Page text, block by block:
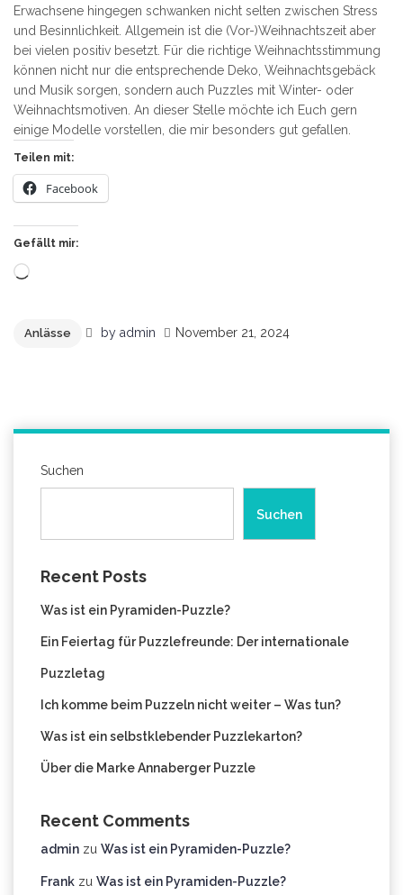
Erwachsene hingegen schwanken nicht selten zwischen Stress
und Besinnlichkeit. Allgemein ist die (Vor-)Weihnachtszeit aber
bei vielen positiv besetzt. Für die richtige Weihnachtsstimmung
können nicht nur die entsprechende Deko, Weihnachtsgebäck
und Musik sorgen, sondern auch Puzzles mit Winter- oder
Weihnachtsmotiven. An dieser Stelle möchte ich Euch gern
einige Modelle vorstellen, die mir besonders gut gefallen.
Teilen mit:
Facebook
Gefällt mir:
Wird
Anlässe by admin November 21, 2024
Suchen
Suchen
Recent Posts
Was ist ein Pyramiden-Puzzle?
Ein Feiertag für Puzzlefreunde: Der internationale
Puzzletag
Ich komme beim Puzzeln nicht weiter – Was tun?
Was ist ein selbstklebender Puzzlekarton?
Über die Marke Annaberger Puzzle
Recent Comments
admin zu Was ist ein Pyramiden-Puzzle?
Frank zu Was ist ein Pyramiden-Puzzle?